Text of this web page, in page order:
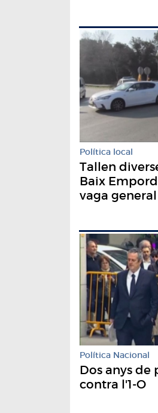
Política local
Tallen
Baix
vaga general
Política Nacional
Dos anys de
contra l'1-O